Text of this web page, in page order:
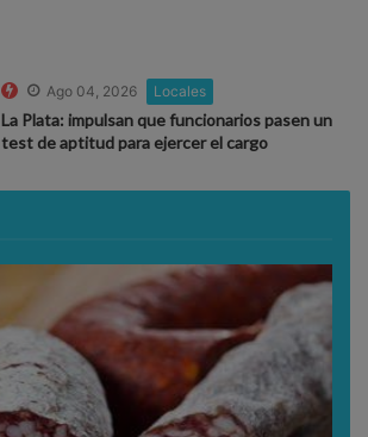
Ago 04, 2026 Locales
La Plata: impulsan que funcionarios pasen un
test de aptitud para ejercer el cargo